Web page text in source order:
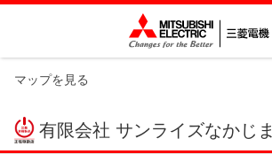
マップを見る
有限会社 サンライズなかじま